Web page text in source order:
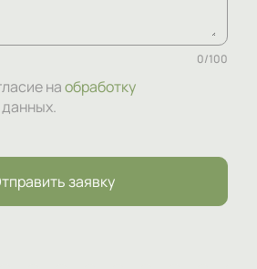
0/100
наобработку
.
заявку